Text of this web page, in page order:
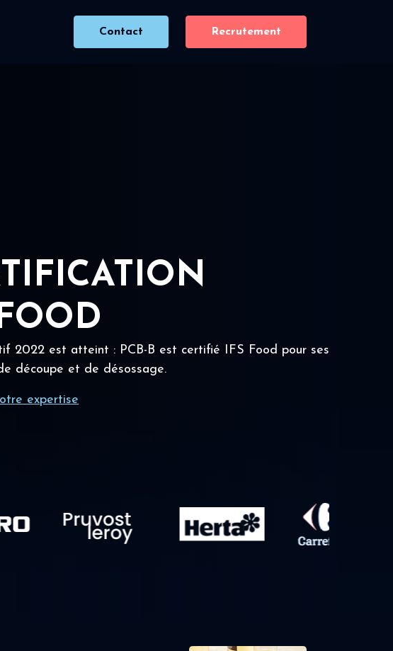
Contact Recrutement
2022 est atteint : PCB-B est certifié IFS Food pour ses
découpe et de désossage.
expertise